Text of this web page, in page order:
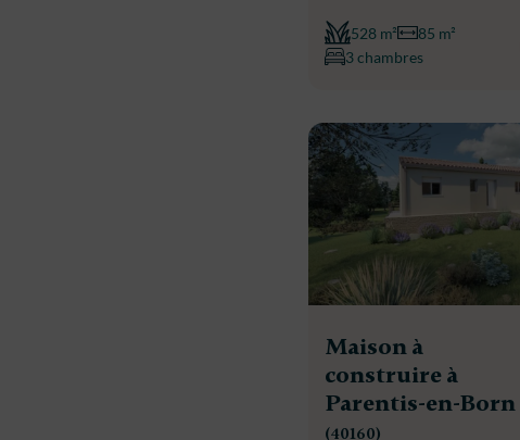
528 m²
85 m²
3 chambres
Maison à
construire à
Parentis-en-Born
(40160)